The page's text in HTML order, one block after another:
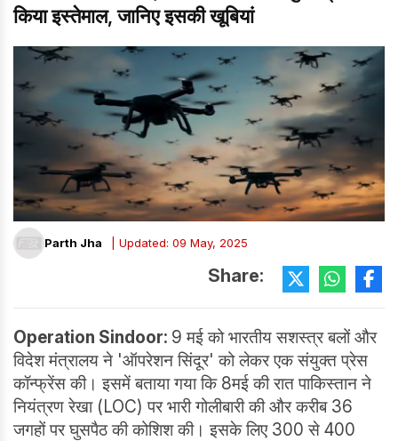
किया इस्तेमाल, जानिए इसकी खूबियां
Parth Jha | Updated: 09 May, 2025
Share:
Operation Sindoor: 9 मई को भारतीय सशस्त्र बलों और
विदेश मंत्रालय ने 'ऑपरेशन सिंदूर' को लेकर एक संयुक्त प्रेस
कॉन्फ्रेंस की। इसमें बताया गया कि 8मई की रात पाकिस्तान ने
नियंत्रण रेखा (LOC) पर भारी गोलीबारी की और करीब 36
जगहों पर घुसपैठ की कोशिश की। इसके लिए 300 से 400